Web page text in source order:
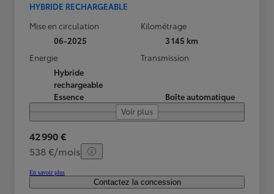
HYBRIDE RECHARGEABLE
Mise en circulation
06-2025
Kilométrage
3 145 km
Energie
Hybride
rechargeable
Essence
Transmission
Boîte automatique
Voir plus
42 990 €
538 €/mois
En savoir plus
Contactez la concession